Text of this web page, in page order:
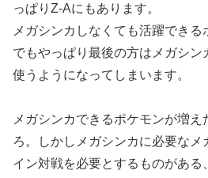
っぱりZ-Aにもあります。
メガシンカしなくても活躍でき
でもやっぱり最後の方はメガシン
使うようになってしまいます。
メガシンカできるポケモンが増え
ろ。しかしメガシンカに必要なメ
イン対戦を必要とするものがあ